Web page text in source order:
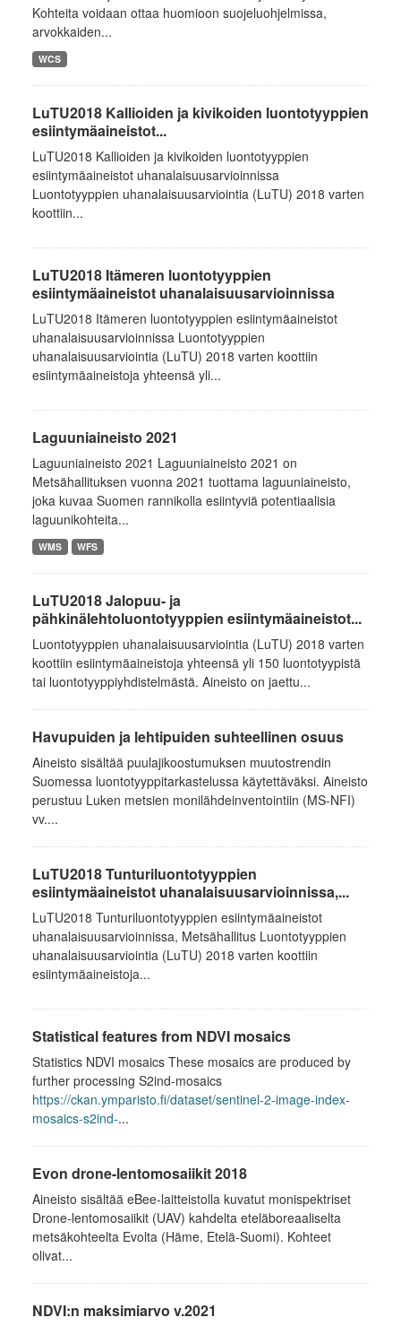
Kohteita voidaan ottaa huomioon suojeluohjelmissa,
arvokkaiden...
WCS
LuTU2018 Kallioiden ja kivikoiden luontotyyppien
esiintymäaineistot...
LuTU2018 Kallioiden ja kivikoiden luontotyyppien
esiintymäaineistot uhanalaisuusarvioinnissa
Luontotyyppien uhanalaisuusarviointia (LuTU) 2018 varten
koottiin...
LuTU2018 Itämeren luontotyyppien
esiintymäaineistot uhanalaisuusarvioinnissa
LuTU2018 Itämeren luontotyyppien esiintymäaineistot
uhanalaisuusarvioinnissa Luontotyyppien
uhanalaisuusarviointia (LuTU) 2018 varten koottiin
esiintymäaineistoja yhteensä yli...
Laguuniaineisto 2021
Laguuniaineisto 2021 Laguuniaineisto 2021 on
Metsähallituksen vuonna 2021 tuottama laguuniaineisto,
joka kuvaa Suomen rannikolla esiintyviä potentiaalisia
laguunikohteita...
WMS WFS
LuTU2018 Jalopuu- ja
pähkinälehtoluontotyyppien esiintymäaineistot...
Luontotyyppien uhanalaisuusarviointia (LuTU) 2018 varten
koottiin esiintymäaineistoja yhteensä yli 150 luontotyypistä
tai luontotyyppiyhdistelmästä. Aineisto on jaettu...
Havupuiden ja lehtipuiden suhteellinen osuus
Aineisto sisältää puulajikoostumuksen muutostrendin
Suomessa luontotyyppitarkastelussa käytettäväksi. Aineisto
perustuu Luken metsien monilähdeinventointiin (MS-NFI)
vv....
LuTU2018 Tunturiluontotyyppien
esiintymäaineistot uhanalaisuusarvioinnissa,...
LuTU2018 Tunturiluontotyyppien esiintymäaineistot
uhanalaisuusarvioinnissa, Metsähallitus Luontotyyppien
uhanalaisuusarviointia (LuTU) 2018 varten koottiin
esiintymäaineistoja...
Statistical features from NDVI mosaics
Statistics NDVI mosaics These mosaics are produced by
further processing S2ind-mosaics
https://ckan.ymparisto.fi/dataset/sentinel-2-image-index-
mosaics-s2ind-...
Evon drone-lentomosaiikit 2018
Aineisto sisältää eBee-laitteistolla kuvatut monispektriset
Drone-lentomosaiikit (UAV) kahdelta eteläboreaaliselta
metsäkohteelta Evolta (Häme, Etelä-Suomi). Kohteet
olivat...
NDVI:n maksimiarvo v.2021